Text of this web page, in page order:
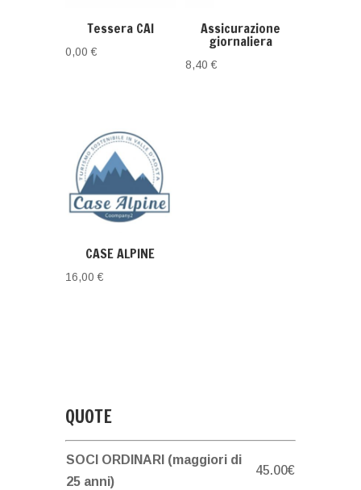
Tessera CAI
0,00€
Assicurazione
giornaliera
8,40€
CASE ALPINE
16,00€
QUOTE
SOCI ORDINARI (maggiori di
25 anni)
45.00€